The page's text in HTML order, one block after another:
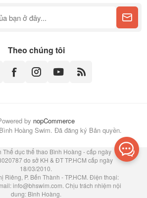
Theo chúng tôi
by nopCommerce
Hoàng Swim. Đã đăng ký Bản quyền.
Thể dục thể thao Bình Hoàng - cấp ngày
do sở KH & ĐT TP.HCM cấp ngày
18/03/2010.
Riêng, P. Bến Thành - TP.HCM. Điện thoại:
info@bhswim.com. Chịu trách nhiệm nội
dung: Bình Hoàng.